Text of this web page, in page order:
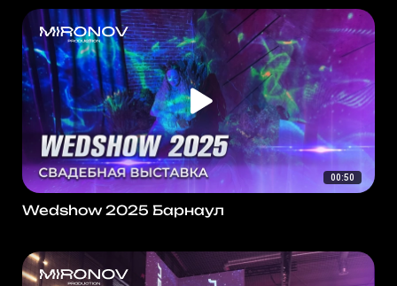
00:50
Wedshow 2025 Барнаул